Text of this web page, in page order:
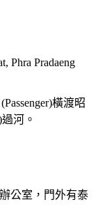
Phra Pradaeng
橫渡昭
河。
公室，門外有泰